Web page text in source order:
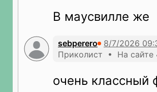
В маусвилле же
sebperero
Приколист • На сайте
очень